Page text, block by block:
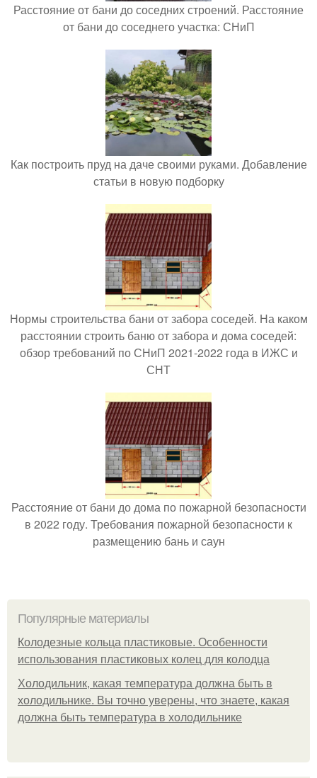
Расстояние от бани до соседних строений. Расстояние
от бани до соседнего участка: СНиП
Как построить пруд на даче своими руками. Добавление
статьи в новую подборку
Нормы строительства бани от забора соседей. На каком
расстоянии строить баню от забора и дома соседей:
обзор требований по СНиП 2021-2022 года в ИЖС и
СНТ
Расстояние от бани до дома по пожарной безопасности
в 2022 году. Требования пожарной безопасности к
размещению бань и саун
Популярные материалы
Колодезные кольца пластиковые. Особенности
использования пластиковых колец для колодца
Холодильник, какая температура должна быть в
холодильнике. Вы точно уверены, что знаете, какая
должна быть температура в холодильнике